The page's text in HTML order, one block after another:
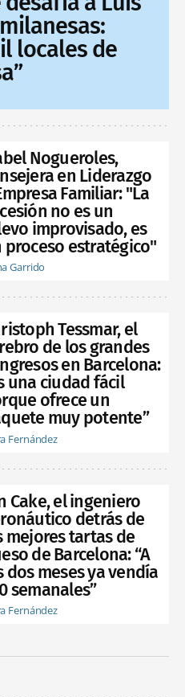
locales de
Nogueroles,
en Liderazgo
Familiar: "La
no es un
improvisado, es
proceso estratégico"
Garrido
Tessmar, el
de los grandes
en Barcelona:
una ciudad fácil
ofrece un
muy potente”
Fernández
Cake, el ingeniero
detrás de
mejores tartas de
de Barcelona: “A
dos meses ya vendía
semanales”
Fernández